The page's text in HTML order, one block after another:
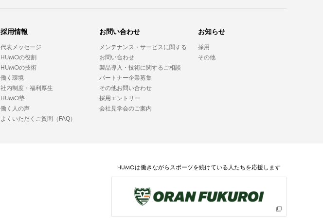
採用情報
代表メッセージ
HUMOの役割
HUMOの技術
働く環境
社内制度・福利厚生
HUMO塾
働く人の声
よくいただくご質問（FAQ）
お問い合わせ
メンテナンス・サービスに関する
お問い合わせ
製品導入・技術に関するご相談
パートナー企業募集
その他お問い合わせ
採用エントリー
会社見学会のご案内
お知らせ
採用
その他
HUMOは働きながらスポーツを続けている人たちを応援します